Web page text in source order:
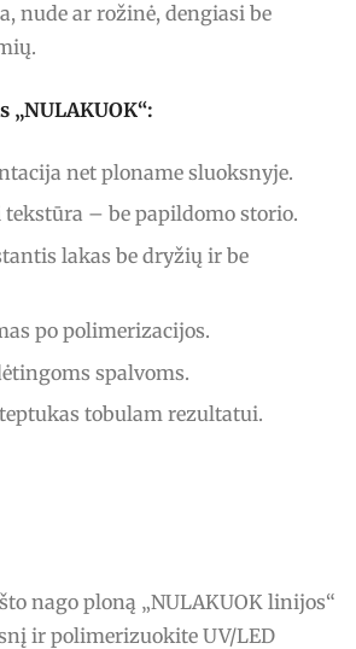
nude ar rožinė, dengiasi be
net ploname sluoksnyje.
– be papildomo storio.
lakas be dryžių ir be
po polimerizacijos.
spalvoms.
tobulam rezultatui.
nago ploną „NULAKUOK linijos“
ir polimerizuokite UV/LED